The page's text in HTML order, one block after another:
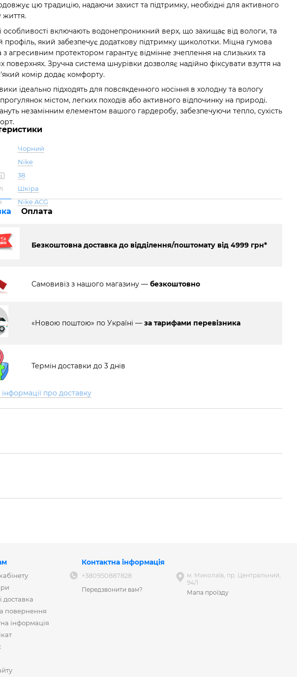
цю традицію, надаючи захист та підтримку, необхідні для активного
життя.
особливості включають водонепроникний верх, що захищає від вологи, та
профіль, який забезпечує додаткову підтримку щиколотки. Міцна гумова
з агресивним протектором гарантує відмінне зчеплення на слизьких та
поверхнях. Зручна система шнурівки дозволяє надійно фіксувати взуття на
комір додає комфорту.
ідеально підходять для повсякденного носіння в холодну та вологу
містом, легких походів або активного відпочинку на природі.
незамінним елементом вашого гардеробу, забезпечуючи тепло, сухість
Чорний
Nike
38
Шкіра
Nike ACG
Оплата
Безкоштовна доставка до відділення/поштомату від 4999 грн*
Самовивіз з нашого магазину — безкоштовно
«Новою поштою» по Україні — за тарифами перевізника
Термін доставки до 3 днів
про доставку
доставка
повернення
інформація
Контактна інформація
+380950887828
Передзвонити вам?
м. Миколаїв, пр. Центральний,
94/1
Мапа проїзду